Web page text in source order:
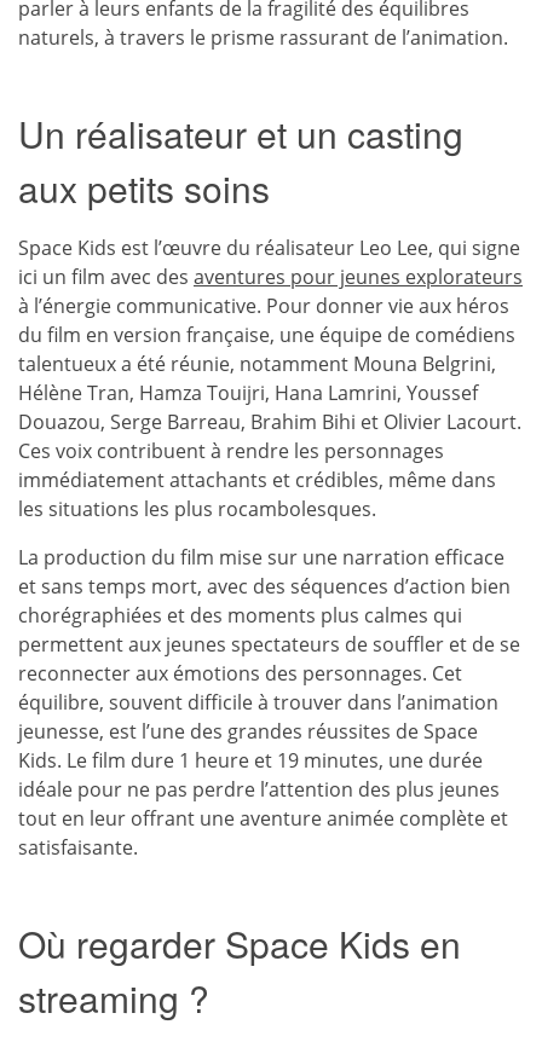
parler à leurs enfants de la fragilité des équilibres
naturels, à travers le prisme rassurant de l’animation.
Un réalisateur et un casting
aux petits soins
Space Kids est l’œuvre du réalisateur Leo Lee, qui signe
ici un film avec des aventures pour jeunes explorateurs
à l’énergie communicative. Pour donner vie aux héros
du film en version française, une équipe de comédiens
talentueux a été réunie, notamment Mouna Belgrini,
Hélène Tran, Hamza Touijri, Hana Lamrini, Youssef
Douazou, Serge Barreau, Brahim Bihi et Olivier Lacourt.
Ces voix contribuent à rendre les personnages
immédiatement attachants et crédibles, même dans
les situations les plus rocambolesques.
La production du film mise sur une narration efficace
et sans temps mort, avec des séquences d’action bien
chorégraphiées et des moments plus calmes qui
permettent aux jeunes spectateurs de souffler et de se
reconnecter aux émotions des personnages. Cet
équilibre, souvent difficile à trouver dans l’animation
jeunesse, est l’une des grandes réussites de Space
Kids. Le film dure 1 heure et 19 minutes, une durée
idéale pour ne pas perdre l’attention des plus jeunes
tout en leur offrant une aventure animée complète et
satisfaisante.
Où regarder Space Kids en
streaming ?